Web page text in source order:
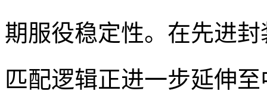
期服役稳定性。在先进
匹配逻辑正进一步延伸